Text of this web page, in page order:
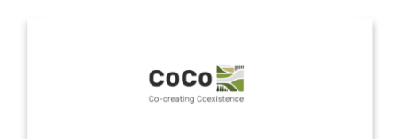
Image